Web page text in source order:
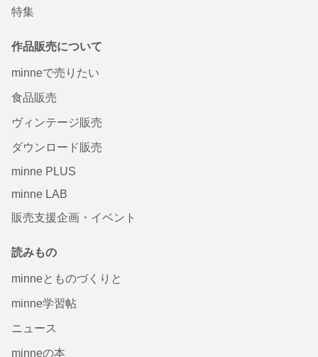
特集
作品販売について
minneで売りたい
食品販売
ヴィンテージ販売
ダウンロード販売
minne PLUS
minne LAB
販売支援企画・イベント
読みもの
minneとものづくりと
minne学習帖
ニュース
minneの本